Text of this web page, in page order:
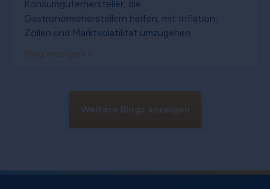
Konsumgüterhersteller, die
Gastronomieherstellern helfen, mit Inflation,
Zöllen und Marktvolatilität umzugehen
Blog anzeigen >
Weitere Blogs anzeigen